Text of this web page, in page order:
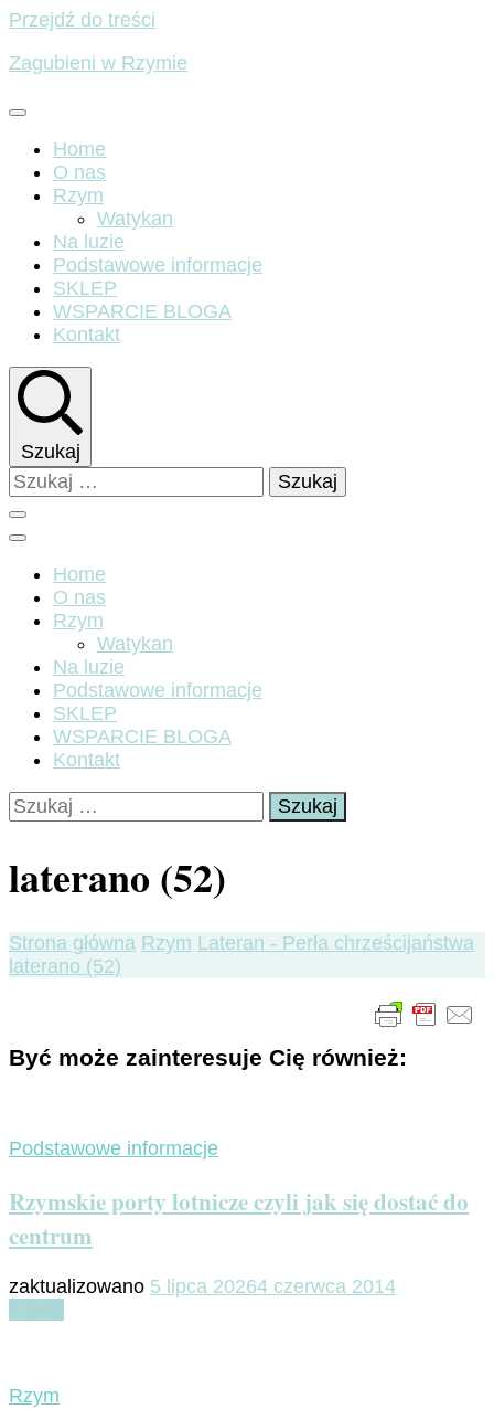
Przejdź do treści
Zagubieni w Rzymie
Home
O nas
Rzym
Watykan
Na luzie
Podstawowe informacje
SKLEP
WSPARCIE BLOGA
Kontakt
Szukaj
Szukaj:
Home
O nas
Rzym
Watykan
Na luzie
Podstawowe informacje
SKLEP
WSPARCIE BLOGA
Kontakt
Szukaj:
laterano (52)
Strona główna Rzym Lateran - Perła chrześcijaństwa
laterano (52)
Być może zainteresuje Cię również:
Podstawowe informacje
Rzymskie porty lotnicze czyli jak się dostać do
centrum
zaktualizowano 5 lipca 20264 czerwca 2014
Rzym